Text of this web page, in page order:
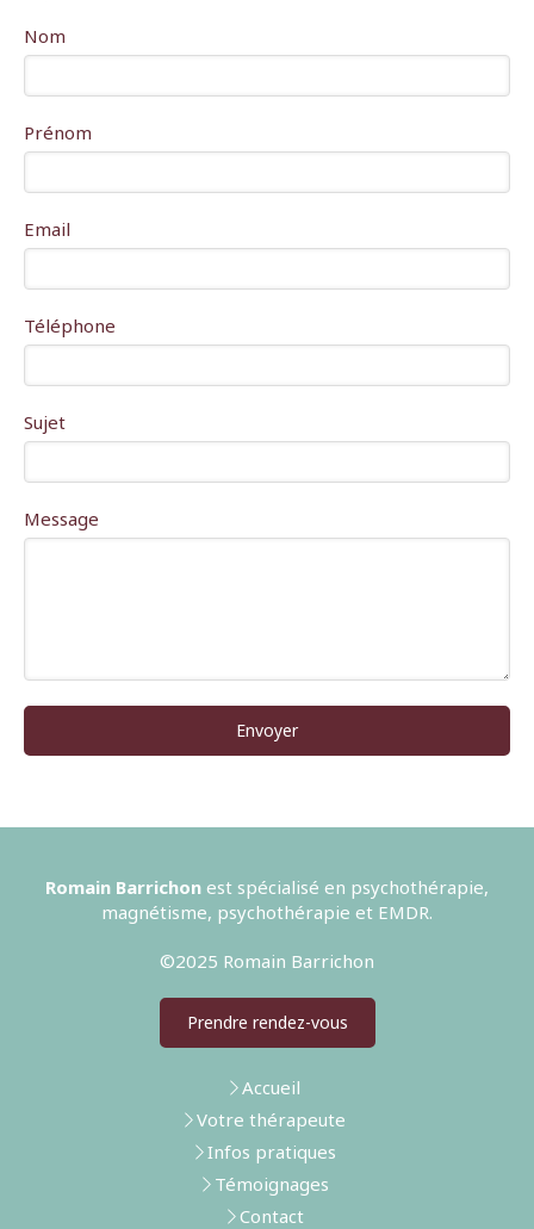
Nom
Prénom
Email
Téléphone
Sujet
Message
Envoyer
Romain Barrichon est spécialisé en psychothérapie,
magnétisme, psychothérapie et EMDR.
©2025 Romain Barrichon
Prendre rendez-vous
Accueil
Votre thérapeute
Infos pratiques
Témoignages
Contact